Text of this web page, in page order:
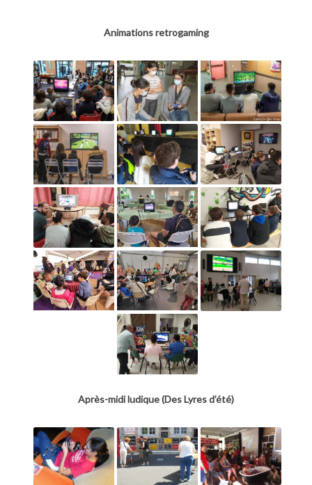
Animations retrogaming
Après-midi ludique (Des Lyres d’été)